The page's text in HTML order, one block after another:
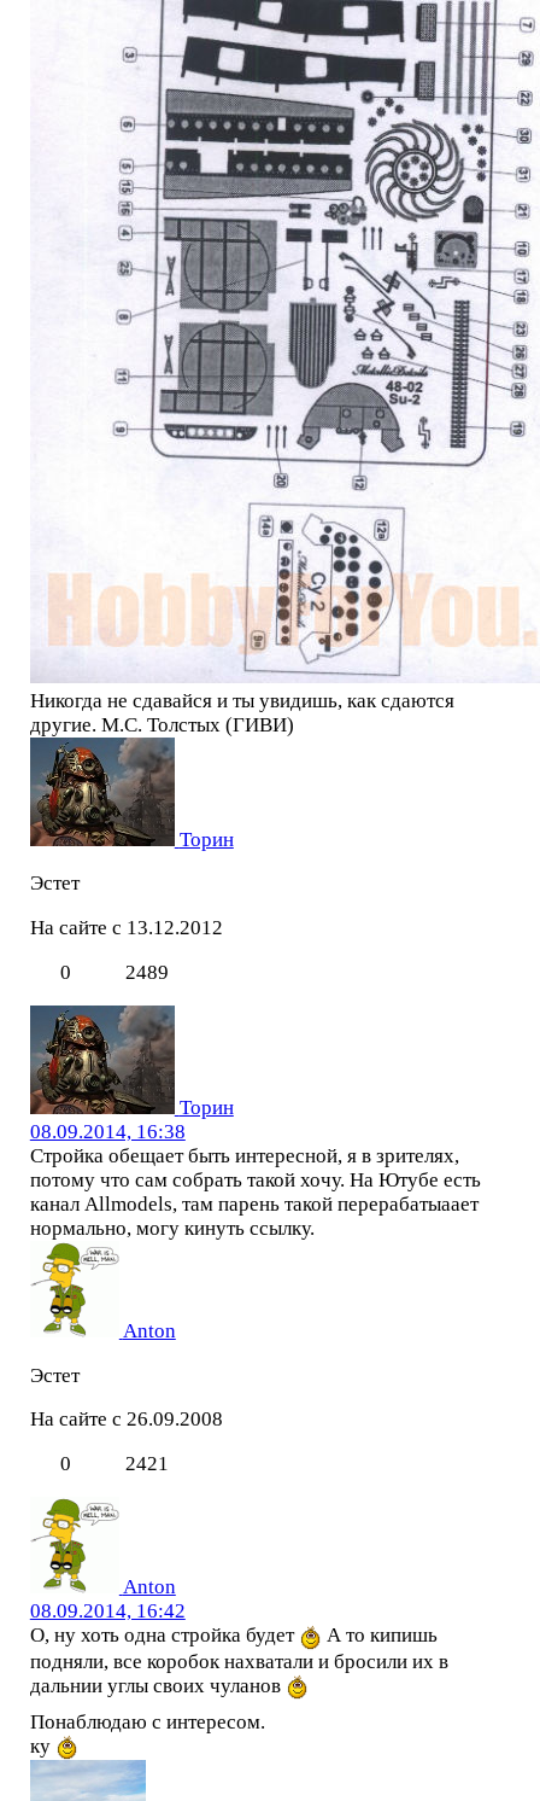
Никогда не сдавайся и ты увидишь, как сдаются
другие. М.С. Толстых (ГИВИ)
Торин
Эстет
На сайте с 13.12.2012
0
2489
Торин
08.09.2014, 16:38
Стройка обещает быть интересной, я в зрителях,
потому что сам собрать такой хочу. На Ютубе есть
канал Allmodels, там парень такой перерабатыаает
нормально, могу кинуть ссылку.
Anton
Эстет
На сайте с 26.09.2008
0
2421
Anton
08.09.2014, 16:42
О, ну хоть одна стройка будет
А то кипишь
подняли, все коробок нахватали и бросили их в
дальнии углы своих чуланов
Понаблюдаю с интересом.
ку